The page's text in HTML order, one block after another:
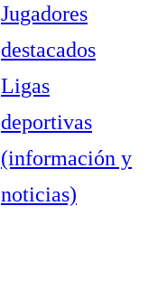
Jugadores
destacados
Ligas
deportivas
(información y
noticias)